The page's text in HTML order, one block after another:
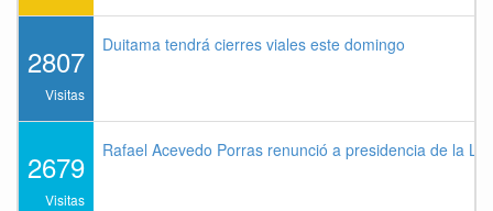
2807
Visitas
Duitama tendrá cierres viales este domingo
2679
Visitas
Rafael Acevedo Porras renunció a presidencia de la